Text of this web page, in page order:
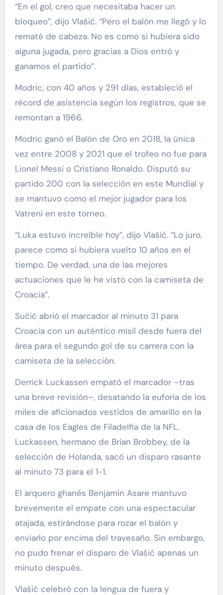
“En el gol, creo que necesitaba hacer un
bloqueo”, dijo Vlašić. “Pero el balón me llegó y lo
rematé de cabeza. No es como si hubiera sido
alguna jugada, pero gracias a Dios entró y
ganamos el partido”.
Modric, con 40 años y 291 días, estableció el
récord de asistencia según los registros, que se
remontan a 1966.
Modric ganó el Balón de Oro en 2018, la única
vez entre 2008 y 2021 que el trofeo no fue para
Lionel Messi o Cristiano Ronaldo. Disputó su
partido 200 con la selección en este Mundial y
se mantuvo como el mejor jugador para los
Vatreni en este torneo.
“Luka estuvo increíble hoy”, dijo Vlašić. “Lo juro,
parece como si hubiera vuelto 10 años en el
tiempo. De verdad, una de las mejores
actuaciones que le he visto con la camiseta de
Croacia”.
Sučić abrió el marcador al minuto 31 para
Croacia con un auténtico misil desde fuera del
área para el segundo gol de su carrera con la
camiseta de la selección.
Derrick Luckassen empató el marcador –tras
una breve revisión–, desatando la euforia de los
miles de aficionados vestidos de amarillo en la
casa de los Eagles de Filadelfia de la NFL.
Luckassen, hermano de Brian Brobbey, de la
selección de Holanda, sacó un disparo rasante
al minuto 73 para el 1-1.
El arquero ghanés Benjamin Asare mantuvo
brevemente el empate con una espectacular
atajada, estirándose para rozar el balón y
enviarlo por encima del travesaño. Sin embargo,
no pudo frenar el disparo de Vlašić apenas un
minuto después.
Vlašić celebró con la lengua de fuera y